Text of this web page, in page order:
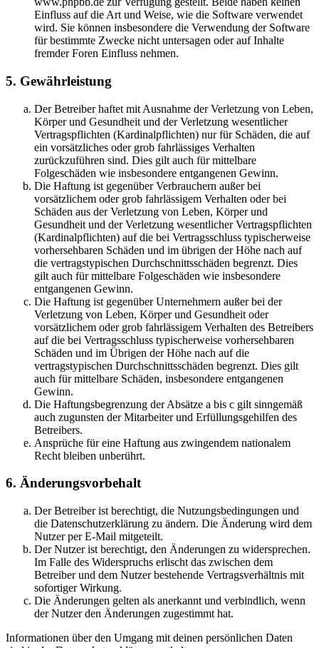
Einfluss auf die Art und Weise, wie die Software verwendet
wird. Sie können insbesondere die Verwendung der Software
für bestimmte Zwecke nicht untersagen oder auf Inhalte
fremder Foren Einfluss nehmen.
5. Gewährleistung
Der Betreiber haftet mit Ausnahme der Verletzung von Leben,
Körper und Gesundheit und der Verletzung wesentlicher
Vertragspflichten (Kardinalpflichten) nur für Schäden, die auf
ein vorsätzliches oder grob fahrlässiges Verhalten
zurückzuführen sind. Dies gilt auch für mittelbare
Folgeschäden wie insbesondere entgangenen Gewinn.
Die Haftung ist gegenüber Verbrauchern außer bei
vorsätzlichem oder grob fahrlässigem Verhalten oder bei
Schäden aus der Verletzung von Leben, Körper und
Gesundheit und der Verletzung wesentlicher Vertragspflichten
(Kardinalpflichten) auf die bei Vertragsschluss typischerweise
vorhersehbaren Schäden und im übrigen der Höhe nach auf
die vertragstypischen Durchschnittsschäden begrenzt. Dies
gilt auch für mittelbare Folgeschäden wie insbesondere
entgangenen Gewinn.
Die Haftung ist gegenüber Unternehmern außer bei der
Verletzung von Leben, Körper und Gesundheit oder
vorsätzlichem oder grob fahrlässigem Verhalten des Betreibers
auf die bei Vertragsschluss typischerweise vorhersehbaren
Schäden und im Übrigen der Höhe nach auf die
vertragstypischen Durchschnittsschäden begrenzt. Dies gilt
auch für mittelbare Schäden, insbesondere entgangenen
Gewinn.
Die Haftungsbegrenzung der Absätze a bis c gilt sinngemäß
auch zugunsten der Mitarbeiter und Erfüllungsgehilfen des
Betreibers.
Ansprüche für eine Haftung aus zwingendem nationalem
Recht bleiben unberührt.
6. Änderungsvorbehalt
Der Betreiber ist berechtigt, die Nutzungsbedingungen und
die Datenschutzerklärung zu ändern. Die Änderung wird dem
Nutzer per E-Mail mitgeteilt.
Der Nutzer ist berechtigt, den Änderungen zu widersprechen.
Im Falle des Widerspruchs erlischt das zwischen dem
Betreiber und dem Nutzer bestehende Vertragsverhältnis mit
sofortiger Wirkung.
Die Änderungen gelten als anerkannt und verbindlich, wenn
der Nutzer den Änderungen zugestimmt hat.
Informationen über den Umgang mit deinen persönlichen Daten